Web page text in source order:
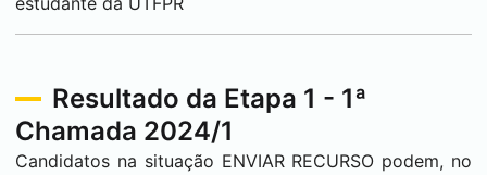
Resultado da Etapa 1 - 1ª
Chamada 2024/1
Candidatos na situação ENVIAR RECURSO podem, no